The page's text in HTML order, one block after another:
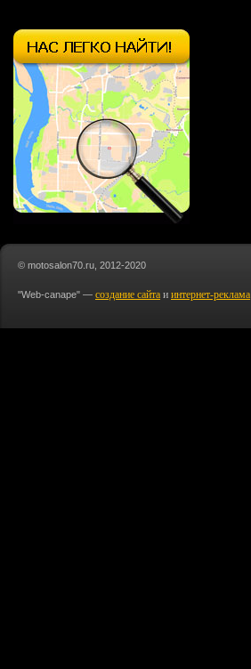
© motosalon70.ru, 2012-2020
"Web-canape" — создание сайта и интернет-реклама